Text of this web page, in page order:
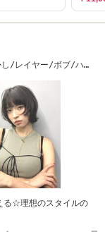
/レイヤー/ボブ/ハイ
る☆理想のスタイルの